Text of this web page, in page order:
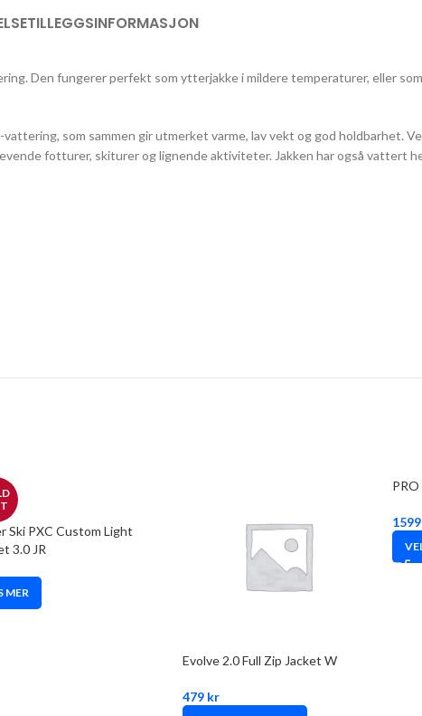
TILLEGGSINFORMASJON
Den fungerer perfekt som ytterjakke i mildere temperaturer, eller
som sammen gir utmerket varme, lav vekt og god holdbarhet.
fotturer, skiturer og lignende aktiviteter. Jakken har også vattert
Ski PXC Custom Light
3.0 JR
MER
Evolve 2.0 Full Zip Jacket W
479 kr
1599